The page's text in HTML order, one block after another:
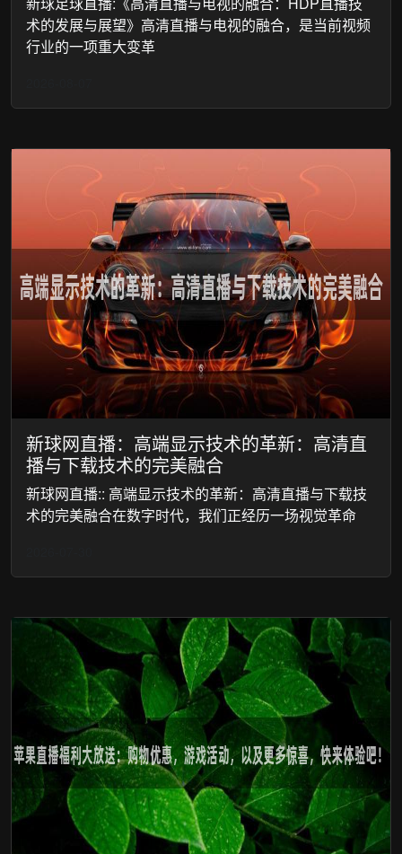
术的发展与展望》高清直播与电视的融合，是当前视频
行业的一项重大变革
新球网直播：高端显示技术的革新：高清直
播与下载技术的完美融合
新球网直播:: 高端显示技术的革新：高清直播与下载技
术的完美融合在数字时代，我们正经历一场视觉革命